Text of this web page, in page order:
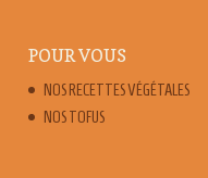
POUR VOUS
NOS RECETTES VÉGÉTALES
NOS TOFUS